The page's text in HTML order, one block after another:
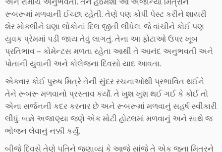
રૂબરૂમાં મળવાની ઈચ્છા રહેતી. તેણે પણ કોપી પેસ્ટ કરીને શાયરી
શેર મોકલીને ઘણા લોકોનાં દિલ જીતી લીધેલ. જે વાંચીને કોઈ પણ
યુવક પ્રેમમાં પડી જાય તેવું લાગતું. તેના આ ફોટાઓ ઉપર ખૂબ
પ્રતિભાવ – કોમેન્ટસ મળતા રહેતા આથી તે આનંદ અનુભવતી અને
પોતાની યુવાની અને કોલેજના દિવસો યાદ આવતા.
એકવાર કોઈ પુરુષ મિત્રે તેની સુંદર રચનાઓથી પ્રભાવિત થઈને
તેને રૂબરૂ મળવાનો પ્રસ્તાવ કર્યો. તે ખુશ ખુશ થઈ ગઈ કે કોઈ તો
એના સર્જનની કદર કરનાર છે અને રૂબરૂમાં મળવાનું સહર્ષ સ્વીકારી
લીધું. બન્ને અજાણ્યા જણે એક મોટી હોટલમાં મળવાનું અને સાથે જ
ભોજન લેવાનું નક્કી કર્યુ.
બીજે દિવસે તેણે પતિને જણાવ્યું કે આજે સાંજે તે એક જૂના મિત્રને